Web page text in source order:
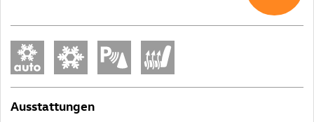
Ausstattungen